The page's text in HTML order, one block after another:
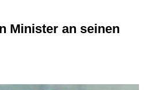
Minister an seinen